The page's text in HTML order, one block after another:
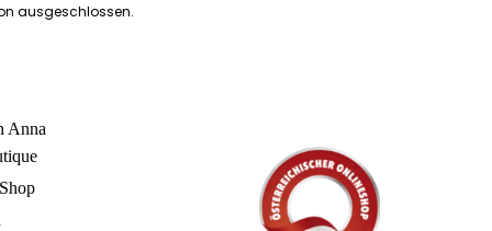
ausgeschlossen.
Anna